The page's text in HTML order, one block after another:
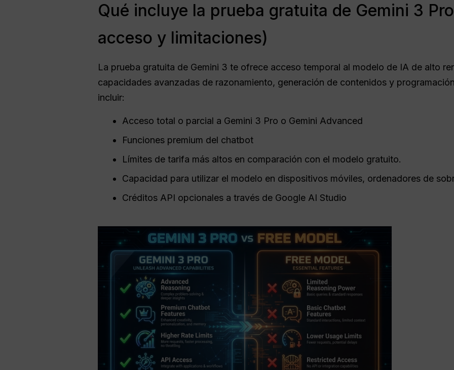
Qué incluye la prueba gratuita de Gemini 3
acceso y limitaciones)
La prueba gratuita de Gemini 3 te ofrece acceso temporal al modelo de IA de alto
capacidades avanzadas de razonamiento, generación de contenidos y
incluir:
Acceso total o parcial a Gemini 3 Pro o Gemini Advanced
Funciones premium del chatbot
Límites de tarifa más altos en comparación con el modelo gratuito.
Capacidad para utilizar el modelo en dispositivos móviles, ordenadores de
Créditos API opcionales a través de Google AI Studio